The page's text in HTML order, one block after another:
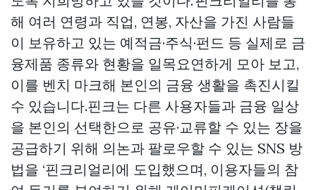
해 여러 연령과 직업, 연봉, 자산을 가진 사람들
이 보유하고 있는 예적금·주식·펀드 등 실제로 금
융제품 종류와 현황을 일목요연하게 모아 보고,
이를 벤치 마크해 본인의 금융 생활을 촉진시킬
수 있습니다.핀크는 다른 사용자들과 금융 일상
을 본인의 선택한으로 공유·교류할 수 있는 장을
공급하기 위해 의논과 팔로우할 수 있는 SNS 방
법을 ‘핀크리얼리에 도입했으며, 이용자들의 참